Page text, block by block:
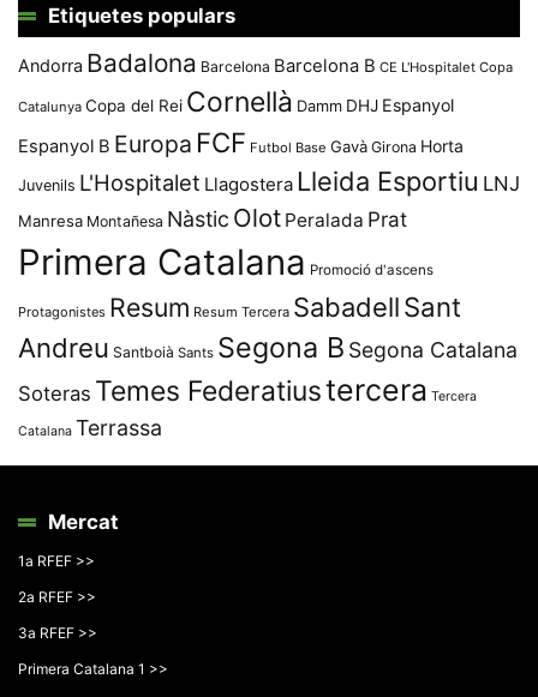
Etiquetes populars
Andorra Badalona Barcelona Barcelona B CE L'Hospitalet Copa
Catalunya Copa del Rei Cornellà Damm DHJ Espanyol
Espanyol B Europa FCF Futbol Base Gavà Girona Horta
Juvenils L'Hospitalet Llagostera Lleida Esportiu LNJ
Manresa Montañesa Nàstic Olot Peralada Prat
Primera Catalana Promoció d'ascens
Protagonistes Resum Resum Tercera SabadellSant
Andreu Santboià Sants Segona B Segona Catalana
Soteras Temes Federatiustercera Tercera
Catalana Terrassa
Mercat
1a RFEF >>
2a RFEF >>
3a RFEF >>
Primera Catalana 1 >>